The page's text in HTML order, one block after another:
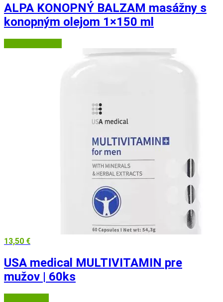
ALPA KONOPNÝ BALZAM masážny s
konopným olejom 1×150 ml
13,50 €
USA medical MULTIVITAMIN pre
mužov | 60ks